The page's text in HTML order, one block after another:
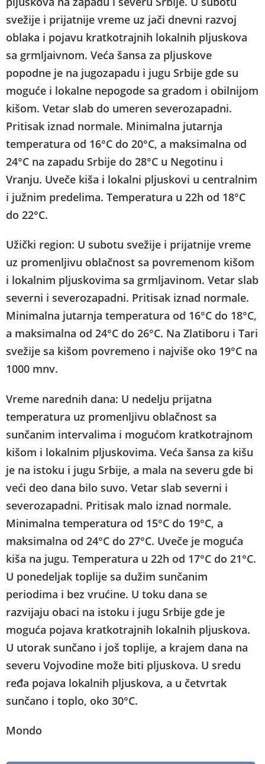
svežije i prijatnije vreme uz jači dnevni razvoj
oblaka i pojavu kratkotrajnih lokalnih pljuskova
sa grmljaivnom. Veća šansa za pljuskove
popodne je na jugozapadu i jugu Srbije gde su
moguće i lokalne nepogode sa gradom i obilnijom
kišom. Vetar slab do umeren severozapadni.
Pritisak iznad normale. Minimalna jutarnja
temperatura od 16°C do 20°C, a maksimalna od
24°C na zapadu Srbije do 28°C u Negotinu i
Vranju. Uveče kiša i lokalni pljuskovi u centralnim
i južnim predelima. Temperatura u 22h od 18°C
do 22°C.
Užički region: U subotu svežije i prijatnije vreme
uz promenljivu oblačnost sa povremenom kišom
i lokalnim pljuskovima sa grmljavinom. Vetar slab
severni i severozapadni. Pritisak iznad normale.
Minimalna jutarnja temperatura od 16°C do 18°C,
a maksimalna od 24°C do 26°C. Na Zlatiboru i Tari
svežije sa kišom povremeno i najviše oko 19°C na
1000 mnv.
Vreme narednih dana: U nedelju prijatna
temperatura uz promenljivu oblačnost sa
sunčanim intervalima i mogućom kratkotrajnom
kišom i lokalnim pljuskovima. Veća šansa za kišu
je na istoku i jugu Srbije, a mala na severu gde bi
veći deo dana bilo suvo. Vetar slab severni i
severozapadni. Pritisak malo iznad normale.
Minimalna temperatura od 15°C do 19°C, a
maksimalna od 24°C do 27°C. Uveče je moguća
kiša na jugu. Temperatura u 22h od 17°C do 21°C.
U ponedeljak toplije sa dužim sunčanim
periodima i bez vrućine. U toku dana se
razvijaju obaci na istoku i jugu Srbije gde je
moguća pojava kratkotrajnih lokalnih pljuskova.
U utorak sunčano i još toplije, a krajem dana na
severu Vojvodine može biti pljuskova. U sredu
ređa pojava lokalnih pljuskova, a u četvrtak
sunčano i toplo, oko 30°C.
Mondo